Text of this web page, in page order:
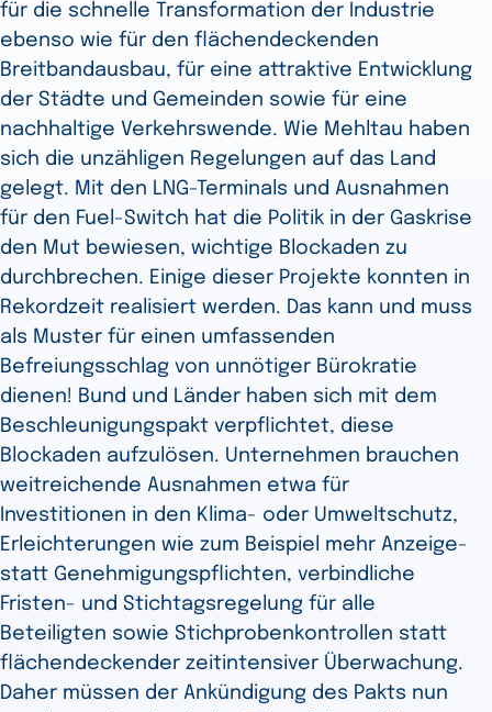
für die schnelle Transformation der Industrie
ebenso wie für den flächendeckenden
Breitbandausbau, für eine attraktive Entwicklung
der Städte und Gemeinden sowie für eine
nachhaltige Verkehrswende. Wie Mehltau haben
sich die unzähligen Regelungen auf das Land
gelegt. Mit den LNG-Terminals und Ausnahmen
für den Fuel-Switch hat die Politik in der Gaskrise
den Mut bewiesen, wichtige Blockaden zu
durchbrechen. Einige dieser Projekte konnten in
Rekordzeit realisiert werden. Das kann und muss
als Muster für einen umfassenden
Befreiungsschlag von unnötiger Bürokratie
dienen! Bund und Länder haben sich mit dem
Beschleunigungspakt verpflichtet, diese
Blockaden aufzulösen. Unternehmen brauchen
weitreichende Ausnahmen etwa für
Investitionen in den Klima- oder Umweltschutz,
Erleichterungen wie zum Beispiel mehr Anzeige-
statt Genehmigungspflichten, verbindliche
Fristen- und Stichtagsregelung für alle
Beteiligten sowie Stichprobenkontrollen statt
flächendeckender zeitintensiver Überwachung.
Daher müssen der Ankündigung des Pakts nun